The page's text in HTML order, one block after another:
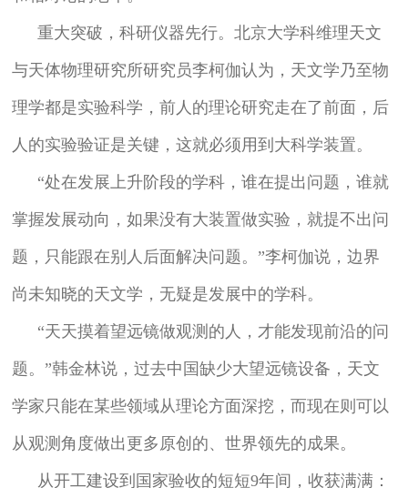
重大突破，科研仪器先行。北京大学科维理天文
与天体物理研究所研究员李柯伽认为，天文学乃至物
理学都是实验科学，前人的理论研究走在了前面，后
人的实验验证是关键，这就必须用到大科学装置。
“处在发展上升阶段的学科，谁在提出问题，谁就
掌握发展动向，如果没有大装置做实验，就提不出问
题，只能跟在别人后面解决问题。”李柯伽说，边界
尚未知晓的天文学，无疑是发展中的学科。
“天天摸着望远镜做观测的人，才能发现前沿的问
题。”韩金林说，过去中国缺少大望远镜设备，天文
学家只能在某些领域从理论方面深挖，而现在则可以
从观测角度做出更多原创的、世界领先的成果。
从开工建设到国家验收的短短9年间，收获满满：